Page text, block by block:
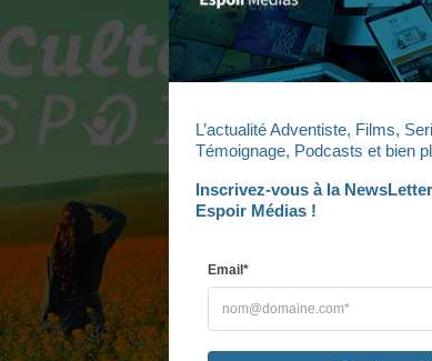
CULTE
L’actualité Adventiste, Films,
Témoignage, Podcasts et bien
Inscrivez-vous à la
Espoir Médias !
Email*